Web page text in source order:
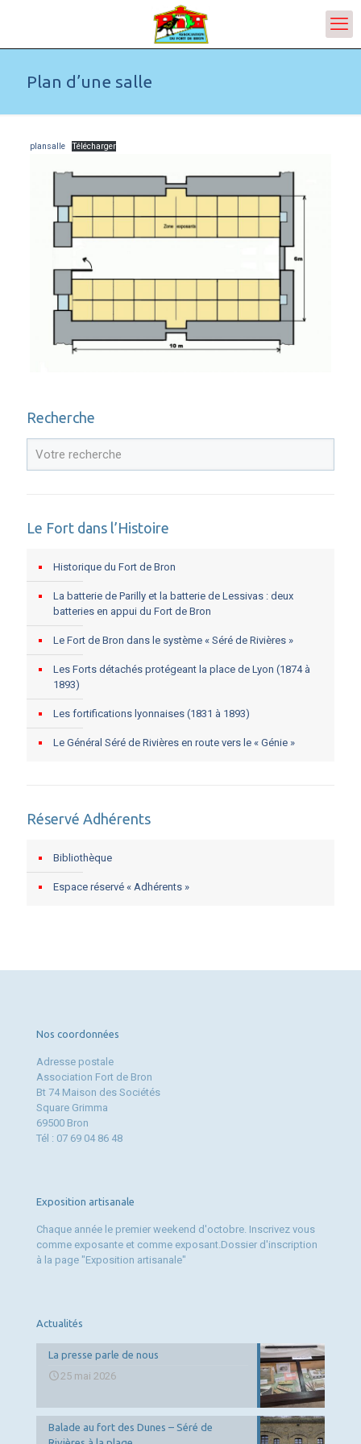
Plan d’une salle
plansalle Télécharger
Recherche
Le Fort dans l’Histoire
Historique du Fort de Bron
La batterie de Parilly et la batterie de Lessivas : deux
batteries en appui du Fort de Bron
Le Fort de Bron dans le système « Séré de Rivières »
Les Forts détachés protégeant la place de Lyon (1874 à
1893)
Les fortifications lyonnaises (1831 à 1893)
Le Général Séré de Rivières en route vers le « Génie »
Réservé Adhérents
Bibliothèque
Espace réservé « Adhérents »
Nos coordonnées
Adresse postale
Association Fort de Bron
Bt 74 Maison des Sociétés
Square Grimma
69500 Bron
Tél : 07 69 04 86 48
Exposition artisanale
Chaque année le premier weekend d'octobre. Inscrivez vous
comme exposante et comme exposant.Dossier d'inscription
à la page "Exposition artisanale"
Actualités
La presse parle de nous
25 mai 2026
Balade au fort des Dunes – Séré de